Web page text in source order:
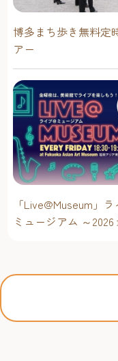
博多まち歩き無料定
アー
「Live@Museum」
ミュージアム ～2026